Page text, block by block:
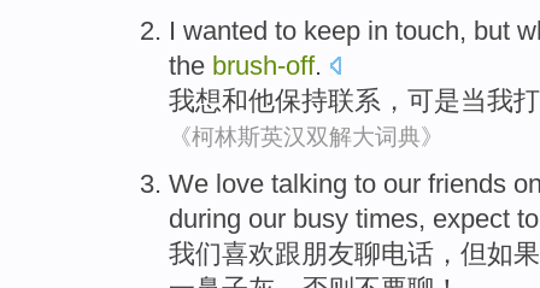
I wanted to keep in touch, but
the brush-off.
我想和他保持联系 ， 可是当我
《柯林斯英汉双解大词典》
We love talking to our friends
during our busy times, expect
我们喜欢跟 朋友聊电话 ， 但如果